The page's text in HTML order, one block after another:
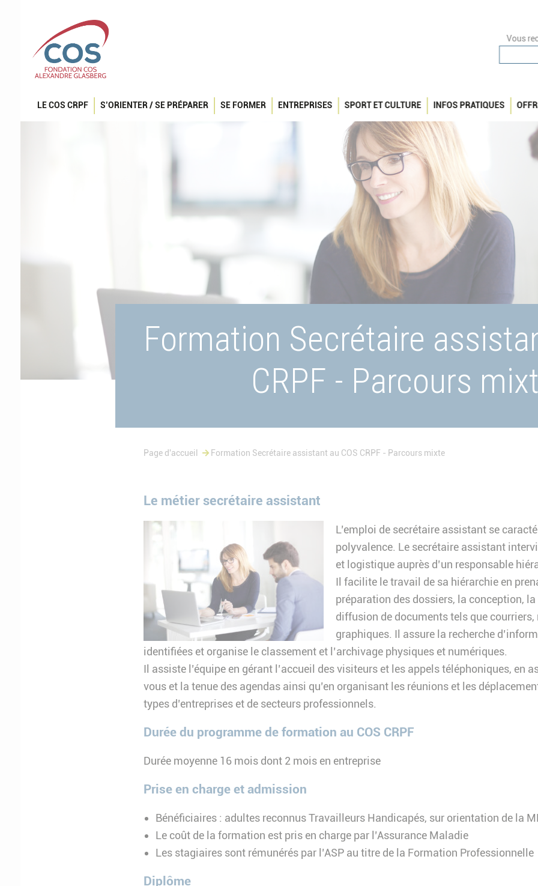
Vous
LE COS CRPF S’ORIENTER / SE PRÉPARER SE FORMER ENTREPRISES SPORT ET CULTURE INFOS PRATIQUES
Formation Secrétaire
CRPF - Parcours
Page d'accueil Formation Secrétaire assistant au COS CRPF - Parcours mixte
Le métier secrétaire assistant
L’emploi de secrétaire assistant se
polyvalence. Le secrétaire assistant
et logistique auprès d’un responsable
Il facilite le travail de sa hiérarchie en
préparation des dossiers, la conception,
diffusion de documents tels que
graphiques. Il assure la recherche
identifiées et organise le classement et l’archivage physiques et numériques.
Il assiste l’équipe en gérant l’accueil des visiteurs et les appels téléphoniques, en
vous et la tenue des agendas ainsi qu’en organisant les réunions et les
types d’entreprises et de secteurs professionnels.
Durée du programme de formation au COS CRPF
Durée moyenne 16 mois dont 2 mois en entreprise
Prise en charge et admission
Bénéficiaires : adultes reconnus Travailleurs Handicapés, sur orientation de la
Le coût de la formation est pris en charge par l’Assurance Maladie
Les stagiaires sont rémunérés par l’ASP au titre de la Formation Professionnelle
Diplôme